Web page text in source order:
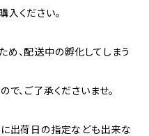
ください。
、配送中の孵化してしまう
、ご了承くださいませ。
に出荷日の指定なども出来な